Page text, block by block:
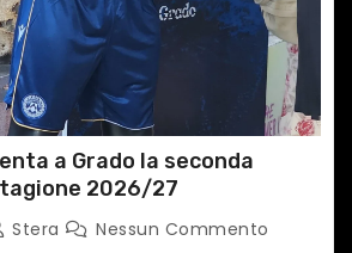
a Grado la seconda
2026/27
Stera Nessun Commento